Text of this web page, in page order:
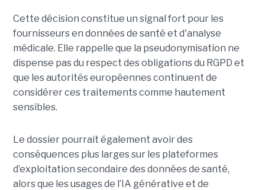
Cette décision constitue un signal fort pour les
fournisseurs en données de santé et d'analyse
médicale. Elle rappelle que la pseudonymisation ne
dispense pas du respect des obligations du RGPD et
que les autorités européennes continuent de
considérer ces traitements comme hautement
sensibles.
Le dossier pourrait également avoir des
conséquences plus larges sur les plateformes
d’exploitation secondaire des données de santé,
alors que les usages de l’IA générative et de